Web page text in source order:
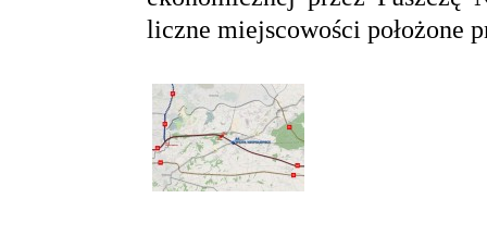
liczne miejscowości położone